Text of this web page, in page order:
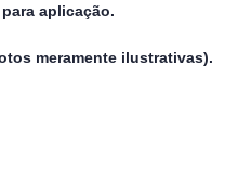
aplicação.
meramente ilustrativas).